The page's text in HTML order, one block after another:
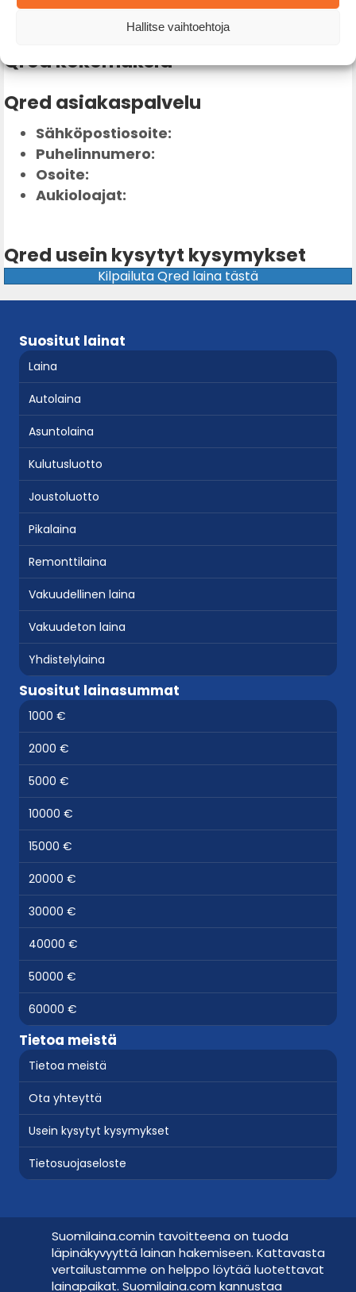
Hallitse vaihtoehtoja
Qred kokemuksia
Qred asiakaspalvelu
Sähköpostiosoite:
Puhelinnumero:
Osoite:
Aukioloajat:
Qred usein kysytyt kysymykset
Kilpailuta Qred laina tästä
Suositut lainat
Laina
Autolaina
Asuntolaina
Kulutusluotto
Joustoluotto
Pikalaina
Remonttilaina
Vakuudellinen laina
Vakuudeton laina
Yhdistelylaina
Suositut lainasummat
1000 €
2000 €
5000 €
10000 €
15000 €
20000 €
30000 €
40000 €
50000 €
60000 €
Tietoa meistä
Tietoa meistä
Ota yhteyttä
Usein kysytyt kysymykset
Tietosuojaseloste
Suomilaina.comin tavoitteena on tuoda
läpinäkyvyyttä lainan hakemiseen. Kattavasta
vertailustamme on helppo löytää luotettavat
lainapaikat. Suomilaina.com kannustaa